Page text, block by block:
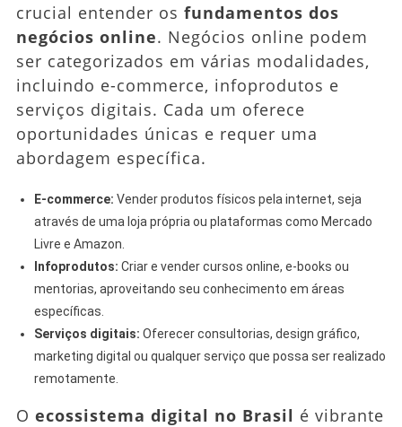
crucial entender os fundamentos dos
negócios online. Negócios online podem
ser categorizados em várias modalidades,
incluindo e-commerce, infoprodutos e
serviços digitais. Cada um oferece
oportunidades únicas e requer uma
abordagem específica.
E-commerce: Vender produtos físicos pela internet, seja
através de uma loja própria ou plataformas como Mercado
Livre e Amazon.
Infoprodutos: Criar e vender cursos online, e-books ou
mentorias, aproveitando seu conhecimento em áreas
específicas.
Serviços digitais: Oferecer consultorias, design gráfico,
marketing digital ou qualquer serviço que possa ser realizado
remotamente.
O ecossistema digital no Brasil é vibrante